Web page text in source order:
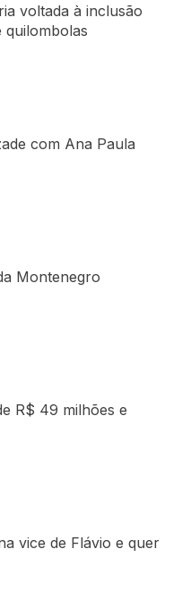
voltada à inclusão
quilombolas
com Ana Paula
Montenegro
R$ 49 milhões e
vice de Flávio e quer